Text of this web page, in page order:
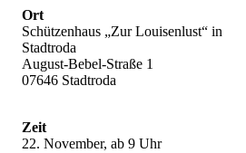
Ort
Schützenhaus „Zur Louisenlust“ in
Stadtroda
August-Bebel-Straße 1
07646 Stadtroda
Zeit
22. November, ab 9 Uhr